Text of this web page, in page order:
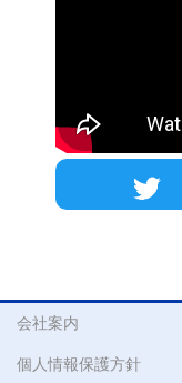
会社案内
個人情報保護方針